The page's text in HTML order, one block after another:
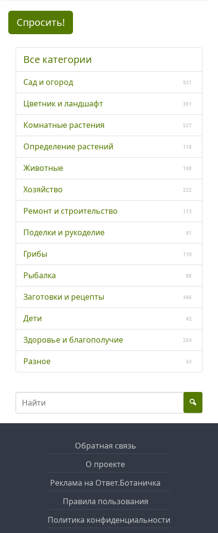
Спросить!
Все категории
Сад и огород 921
Цветник и ландшафт 391
Комнатные растения 537
Определение растений 118
Животные 190
Хозяйство 222
Ремонт и строительство 113
Поделки и рукоделие 81
Грибы 110
Рыбалка 88
Заготовки и рецепты 446
Дети 42
Здоровье и благополучие 204
Разное 43
Обратная связь
О проекте
Реклама на Ответ.Ботаничка
Правила пользования
Политика конфиденциальности